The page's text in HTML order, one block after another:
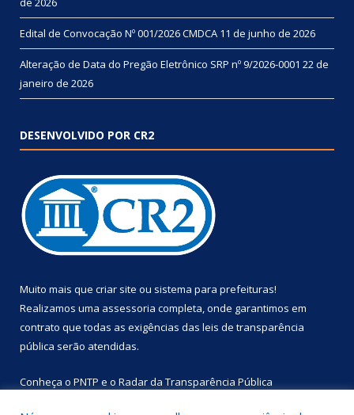
Edital de Convocação Nº 001/2026 CMDCA 11 de junho de 2026
Alteração de Data do Pregão Eletrônico SRP nº 9/2026-0001 22 de
janeiro de 2026
DESENVOLVIDO POR CR2
Muito mais que criar site ou sistema para prefeituras!
Realizamos uma assessoria completa, onde garantimos em
contrato que todas as exigências das leis de transparência
pública serão atendidas.
Conheça o PNTP e o Radar da Transparência Pública